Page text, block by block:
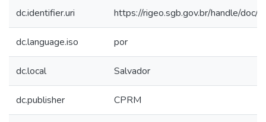
dc.identifier.uri https://rigeo.sgb.gov.br/handle/doc/
dc.language.iso por
dc.local Salvador
dc.publisher CPRM